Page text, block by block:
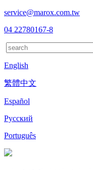
service@marox.com.tw
04 22780167-8
English
繁體中文
Español
Русский
Português